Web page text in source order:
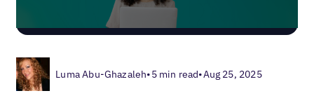
Luma Abu-Ghazaleh•5 min read•Aug 25, 2025